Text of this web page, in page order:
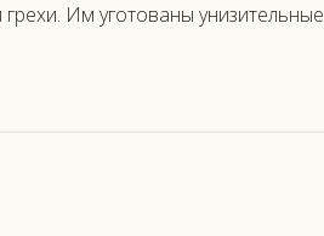
Им уготованы унизительные